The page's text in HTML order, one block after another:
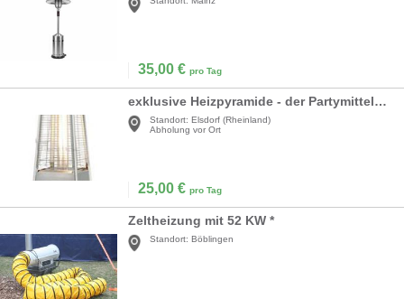
35,00 € pro Tag
exklusive Heizpyramide - der Partymittelpunkt
Standort: Elsdorf (Rheinland)
Abholung vor Ort
25,00 € pro Tag
Zeltheizung mit 52 KW *
Standort: Böblingen